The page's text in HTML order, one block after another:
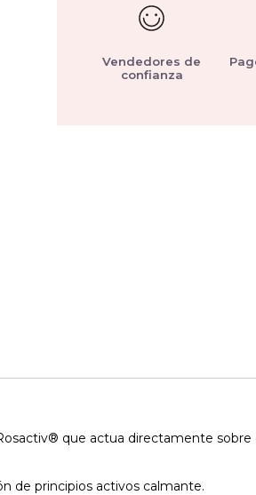
Vendedores de
confianza
que actua directamente sobre
de principios activos calmante.